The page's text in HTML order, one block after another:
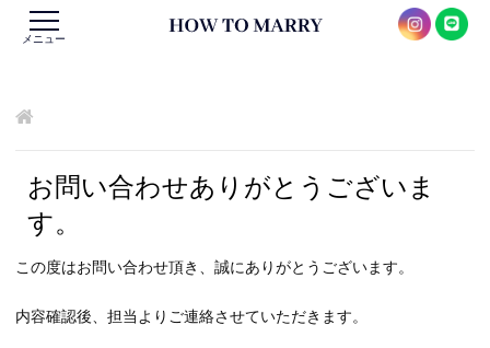
メニュー
お問い合わせありがとうございま
す。
この度はお問い合わせ頂き、誠にありがとうございます。
内容確認後、担当よりご連絡させていただきます。